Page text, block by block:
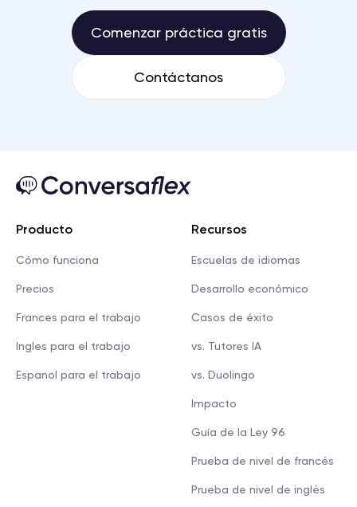
Comenzar práctica gratis
Contáctanos
Producto
Cómo funciona
Precios
Frances para el trabajo
Ingles para el trabajo
Espanol para el trabajo
Recursos
Escuelas de idiomas
Desarrollo económico
Casos de éxito
vs. Tutores IA
vs. Duolingo
Impacto
Guía de la Ley 96
Prueba de nivel de francés
Prueba de nivel de inglés